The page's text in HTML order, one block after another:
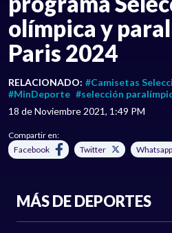
olímpica y
Paris 2024
RELACIONADO: #Camisetas
#MinDeporte #selección
18 de Noviembre 2021, 1:49 PM
Compartir en:
Facebook
Twitter Whatsapp
MÁS DE DEPORTES